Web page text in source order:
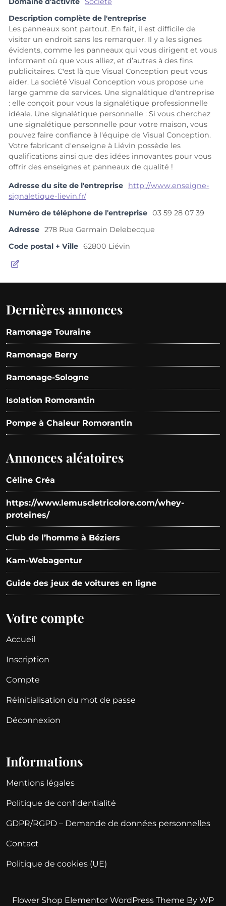
Description complète de l'entreprise
Les panneaux sont partout. En fait, il est difficile de
visiter un endroit sans les remarquer. Il y a les signes
évidents, comme les panneaux qui vous dirigent et vous
informent où que vous alliez, et d’autres à des fins
publicitaires. C'est là que Visual Conception peut vous
aider. La société Visual Conception vous propose une
large gamme de services. Une signalétique d'entreprise
: elle conçoit pour vous la signalétique professionnelle
idéale. Une signalétique personnelle : Si vous cherchez
une signalétique personnelle pour votre maison, vous
pouvez faire confiance à l'équipe de Visual Conception.
Votre fabricant d'enseigne à Liévin possède les
qualifications ainsi que des idées innovantes pour vous
offrir des enseignes et panneaux de qualité !
Adresse du site de l'entreprise
http://www.enseigne-
signaletique-lievin.fr/
Numéro de téléphone de l'entreprise 03 59 28 07 39
Adresse 278 Rue Germain Delebecque
Code postal + Ville 62800 Liévin
Dernières annonces
Ramonage Touraine
Ramonage Berry
Ramonage-Sologne
Isolation Romorantin
Pompe à Chaleur Romorantin
Annonces aléatoires
Céline Créa
https://www.lemuscletricolore.com/whey-
proteines/
Club de l’homme à Béziers
Kam-Webagentur
Guide des jeux de voitures en ligne
Votre compte
Accueil
Inscription
Compte
Réinitialisation du mot de passe
Déconnexion
Informations
Mentions légales
Politique de confidentialité
GDPR/RGPD – Demande de données personnelles
Contact
Politique de cookies (UE)
Flower Shop Elementor WordPress Theme By WP